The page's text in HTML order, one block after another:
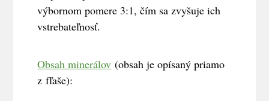
výbornom pomere 3:1, čím sa zvyšuje ich
vstrebateľnosť.
Obsah minerálov (obsah je opísaný priamo
z fľaše):